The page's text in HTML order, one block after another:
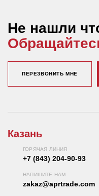
Не нашли
ПЕРЕЗВОНИТЬ МНЕ
Казань
ГОРЯЧАЯ ЛИНИЯ
+7 (843) 204-90-93
НАПИШИТЕ НАМ
zakaz@aprtrade.com